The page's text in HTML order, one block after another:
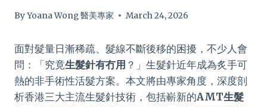
ByYoana Wong 醫美專家 March 24, 2026
面對髮量日漸稀疏、髮線不斷後移的困擾，不少人會
問：「究竟生髮針有冇用 ？」生髮針近年成為炙手可
熱的非手術性活髮方案。本文將由專家角度，深度剖
析香港三大主流生髮針技術，包括嶄新的AMT生髮